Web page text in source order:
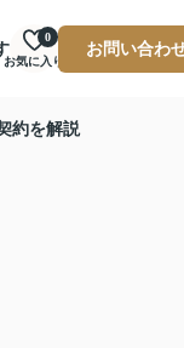
お気に入り
0
お問い合わ
約を解説